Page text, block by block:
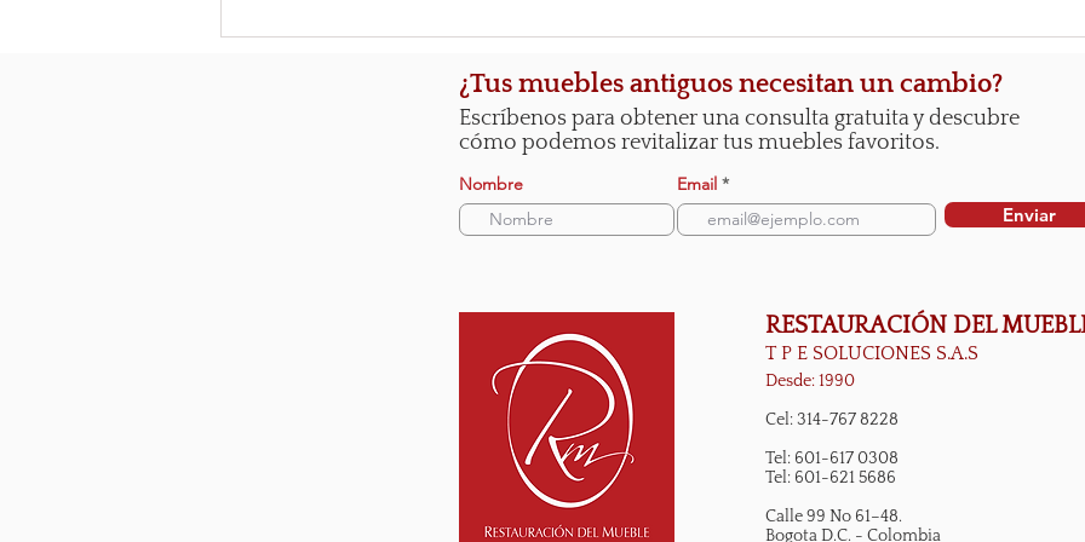
¿Tus muebles antiguos necesitan un cambio?
Escríbenos para obtener una consulta gratuita y descubre
cómo podemos revitalizar tus muebles favoritos.
Nombre Email
Enviar
RESTAURACIÓN DEL
T P E SOLUCIONES S.A.S
Desde: 1990
Cel: 314-767 8228
Tel: 601-617 0308
Tel: 601-621 5686
Calle 99 No 61–48.
Bogota D.C. - Colombia